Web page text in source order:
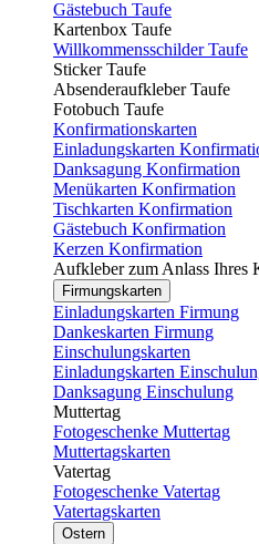
Gästebuch Taufe
Kartenbox Taufe
Willkommensschilder Taufe
Sticker Taufe
Absenderaufkleber Taufe
Fotobuch Taufe
Konfirmationskarten
Einladungskarten
Danksagung Konfirmation
Menükarten Konfirmation
Tischkarten Konfirmation
Gästebuch Konfirmation
Kerzen Konfirmation
Aufkleber zum Anlass Ihres
Firmungskarten
Einladungskarten Firmung
Dankeskarten Firmung
Einschulungskarten
Einladungskarten
Danksagung Einschulung
Muttertag
Fotogeschenke Muttertag
Muttertagskarten
Vatertag
Fotogeschenke Vatertag
Vatertagskarten
Ostern